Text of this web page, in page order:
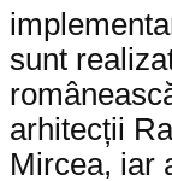
sunt
arhitecții
Mircea, iar